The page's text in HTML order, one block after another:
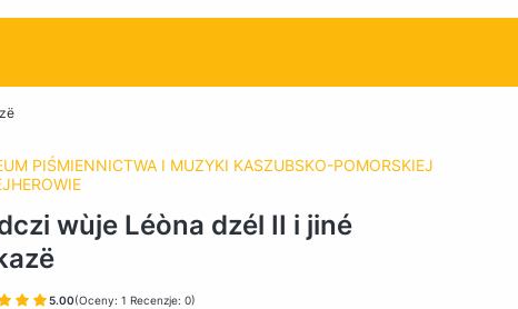
PIŚMIENNICTWA I MUZYKI KASZUBSKO-POMORSKIEJ
wùje Léòna dzél II i jiné
5.00(Oceny: 1 Recenzje: 0)